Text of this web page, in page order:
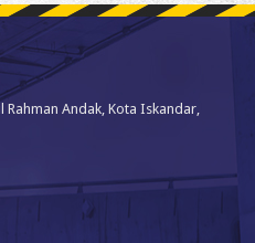
Rahman Andak, Kota Iskandar,